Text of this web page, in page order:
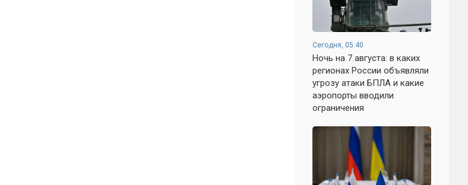
Сегодня, 05:40
Ночь на 7 августа: в каких
регионах России объявляли
угрозу атаки БПЛА и какие
аэропорты вводили
ограничения